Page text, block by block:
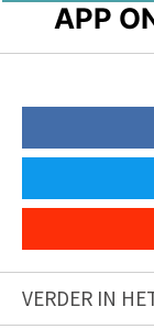
APP
VERDER IN